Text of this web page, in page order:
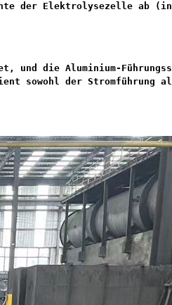
der Elektrolysezelle ab
und die Aluminium-
sowohl der Stromführung